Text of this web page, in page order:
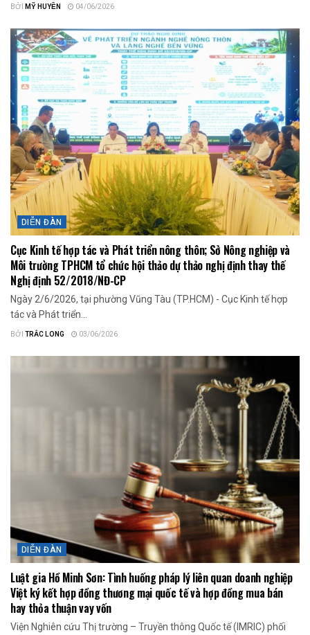
BỞI MỸ HUYỀN 04/06/2026
DIỄN ĐÀN
Cục Kinh tế hợp tác và Phát triển nông thôn; Sở Nông nghiệp và
Môi trường TPHCM tổ chức hội thảo dự thảo nghị định thay thế
Nghị định 52/2018/NĐ-CP
Ngày 2/6/2026, tại phường Vũng Tàu (TP.HCM) - Cục Kinh tế hợp
tác và Phát triển...
BỞI TRẮC LONG 03/06/2026
DIỄN ĐÀN
Luật gia Hồ Minh Sơn: Tình huống pháp lý liên quan doanh nghiệp
Việt ký kết hợp đồng thương mại quốc tế và hợp đồng mua bán
hay thỏa thuận vay vốn
Viện Nghiên cứu Thị trường – Truyền thông Quốc tế (IMRIC) phối